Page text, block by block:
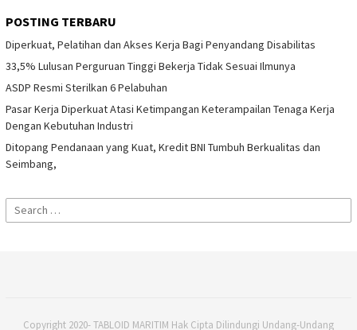
POSTING TERBARU
Diperkuat, Pelatihan dan Akses Kerja Bagi Penyandang Disabilitas
33,5% Lulusan Perguruan Tinggi Bekerja Tidak Sesuai Ilmunya
ASDP Resmi Sterilkan 6 Pelabuhan
Pasar Kerja Diperkuat Atasi Ketimpangan Keterampailan Tenaga Kerja
Dengan Kebutuhan Industri
Ditopang Pendanaan yang Kuat, Kredit BNI Tumbuh Berkualitas dan
Seimbang,
Search
for:
Copyright 2020- TABLOID MARITIM Hak Cipta Dilindungi Undang-Undang